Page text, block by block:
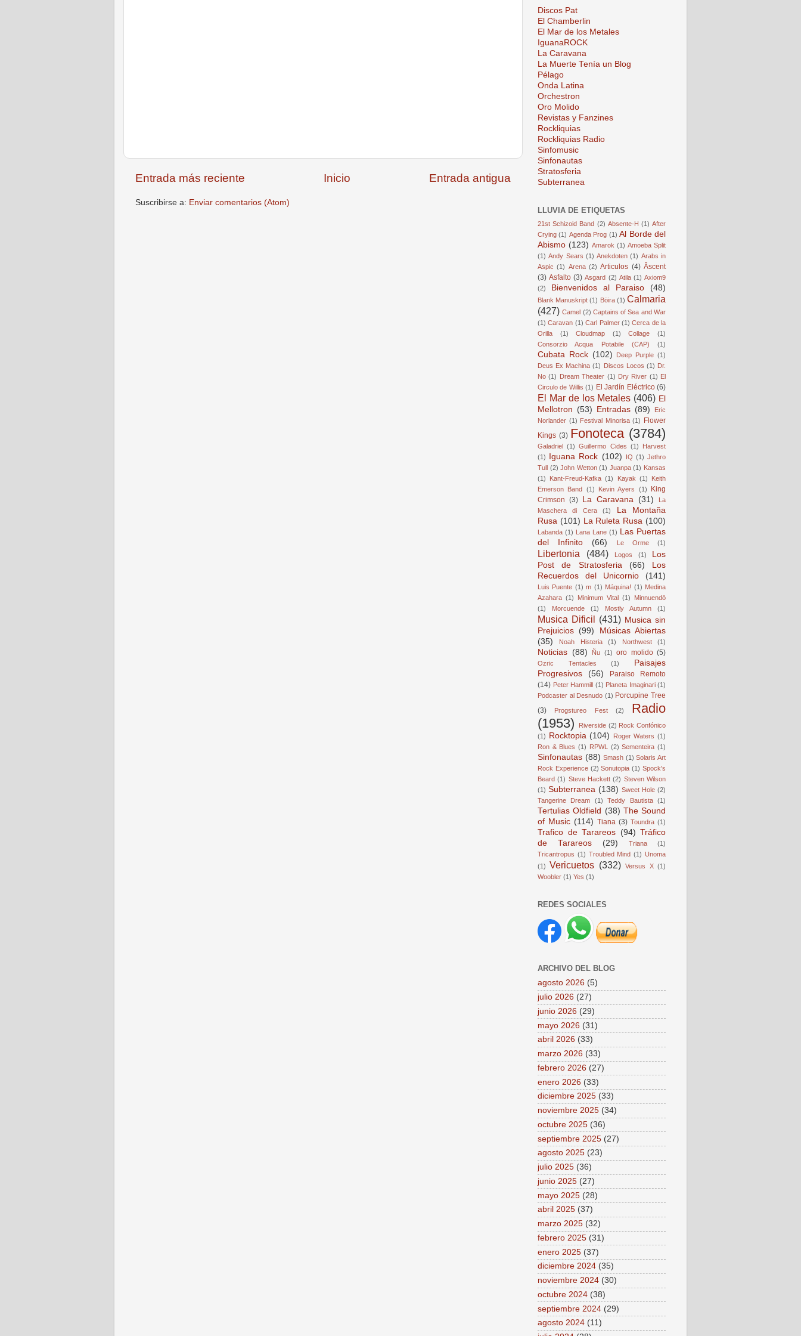
Entrada más reciente Entrada antigua
Inicio
Suscribirse a: Enviar comentarios (Atom)
Discos Pat
El Chamberlin
El Mar de los Metales
IguanaROCK
La Caravana
La Muerte Tenía un Blog
Pélago
Onda Latina
Orchestron
Oro Molido
Revistas y Fanzines
Rockliquias
Rockliquias Radio
Sinfomusic
Sinfonautas
Stratosferia
Subterranea
LLUVIA DE ETIQUETAS
21st Schizoid Band (2) Absente-H (1) After
Crying (1) Agenda Prog (1) Al Borde del
Abismo (123) Amarok (1) Amoeba Split
(1) Andy Sears (1) Anekdoten (1) Arabs in
Aspic (1) Arena (2) Articulos (4) Âscent
(3) Asfalto (3) Asgard (2) Atila (1) Axiom9
(2)
Bienvenidos al Paraiso (48)
Blank Manuskript (1) Böira (1) Calmaria
(427) Camel (2) Captains of Sea and War
(1) Caravan (1) Carl Palmer (1) Cerca de la
Orilla
(1) Cloudmap (1) Collage
(1)
Consorzio Acqua Potabile (CAP)
(1)
Cubata Rock (102) Deep Purple (1)
Deus Ex Machina (1) Discos Locos (1) Dr.
No (1) Dream Theater (1) Dry River (1) El
Circulo de Willis (1) El Jardín Eléctrico (6)
El Mar de los Metales (406) El
Mellotron (53) Entradas (89)
Eric
Norlander (1) Festival Minorisa (1)
Flower
Kings (3) Fonoteca (3784)
Galadriel (1) Guillermo Cides (1)
Harvest
(1)
Iguana Rock (102) IQ (1) Jethro
Tull (2) John Wetton (1) Juanpa (1) Kansas
(1)
Kant-Freud-Kafka (1) Kayak (1)
Keith
Emerson Band (1) Kevin Ayers (1)
King
Crimson (3) La Caravana (31)
La
Maschera di Cera
(1)
La Montaña
Rusa (101) La Ruleta Rusa (100)
Labanda (1) Lana Lane (1) Las Puertas
del Infinito
(66) Le Orme (1)
Libertonia (484) Logos (1)
Los
Post de Stratosferia
(66)
Los
Recuerdos del Unicornio
(141)
Luis Puente (1) m (1) Máquina! (1) Medina
Azahara (1) Minimum Vital (1)
Minnuendö
(1)
Morcuende (1) Mostly Autumn (1)
Musica Dificil (431) Musica sin
Prejuicios (99)
Músicas Abiertas
(35)
Noah Histeria (1) Northwest (1)
Noticias (88) Ñu (1) oro molido (5)
Ozric Tentacles (1)
Paisajes
Progresivos
(56)
Paraiso Remoto
(14) Peter Hammill (1) Planeta Imaginari (1)
Podcaster al Desnudo (1) Porcupine Tree
(3)
Progstureo Fest (2)
Radio
(1953)
Riverside (2) Rock Confónico
(1)
Rocktopia (104) Roger Waters (1)
Ron & Blues (1) RPWL (2) Sementeira (1)
Sinfonautas (88) Smash (1) Solaris Art
Rock Experience (2) Sonutopia (1) Spock's
Beard (1) Steve Hackett (2) Steven Wilson
(1) Subterranea (138) Sweet Hole (2)
Tangerine Dream
(1) Teddy Bautista (1)
Tertulias Oldfield (38) The Sound
of Music (114) Tiana (3) Toundra (1)
Trafico de Tarareos (94) Tráfico
de Tarareos
(29) Triana
(1)
Tricantropus (1) Troubled Mind (1) Unoma
(1)
Vericuetos (332) Versus X (1)
Woobler (1) Yes (1)
REDES SOCIALES
ARCHIVO DEL BLOG
agosto 2026 (5)
julio 2026 (27)
junio 2026 (29)
mayo 2026 (31)
abril 2026 (33)
marzo 2026 (33)
febrero 2026 (27)
enero 2026 (33)
diciembre 2025 (33)
noviembre 2025 (34)
octubre 2025 (36)
septiembre 2025 (27)
agosto 2025 (23)
julio 2025 (36)
junio 2025 (27)
mayo 2025 (28)
abril 2025 (37)
marzo 2025 (32)
febrero 2025 (31)
enero 2025 (37)
diciembre 2024 (35)
noviembre 2024 (30)
octubre 2024 (38)
septiembre 2024 (29)
agosto 2024 (11)